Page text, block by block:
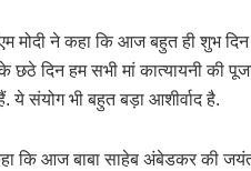
मोदी ने कहा कि आज बहुत ही शुभ
छठे दिन हम सभी मां कात्यायनी की
ये संयोग भी बहुत बड़ा आशीर्वाद है.
कि आज बाबा साहेब अंबेडकर की